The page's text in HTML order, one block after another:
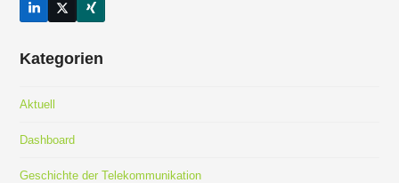
LinkedInTwitter
(deprecated)
Xing
Kategorien
Aktuell
Dashboard
Geschichte der Telekommunikation